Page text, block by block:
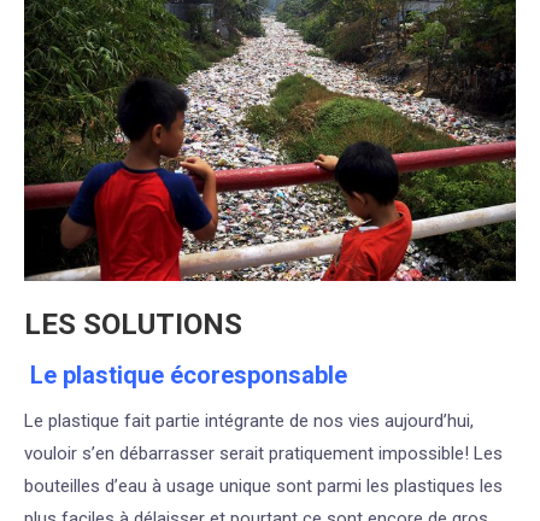
LES SOLUTIONS
Le plastique écoresponsable
Le plastique fait partie intégrante de nos vies aujourd’hui,
vouloir s’en débarrasser serait pratiquement impossible! Les
bouteilles d’eau à usage unique sont parmi les plastiques les